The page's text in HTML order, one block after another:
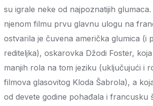
su igrale neke od najpoznatijih
njenom filmu prvu glavnu ulogu na
ostvarila je čuvena američka glumica (i
rediteljka), oskarovka Džodi Foster,
manjih rola na tom jeziku (uključujući i
filmova glasovitog Kloda Šabrola), a
od devete godine pohađala i francusku